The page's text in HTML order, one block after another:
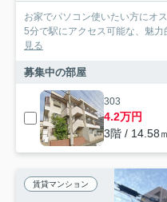
お家でパソコン使いたい方にオ
5分で駅にアクセス可能な、魅
見る
募集中の部屋
303
4.2万円
3階 / 14.58
賃貸マンション